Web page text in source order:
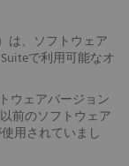
は、ソフトウェア
で利用可能なオ
ウェアバージョン
前のソフトウェア
用されていまし